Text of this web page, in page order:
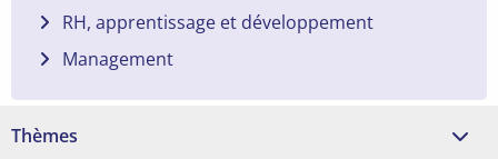
RH, apprentissage et développement
Management
Thèmes